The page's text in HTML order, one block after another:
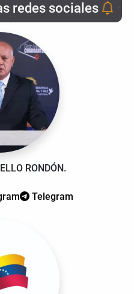
redes sociales
RONDÓN.
Telegram